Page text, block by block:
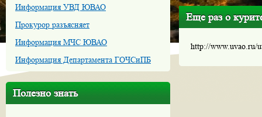
Информация УВД ЮВАО
Прокурор разъясняет
Информация МЧС ЮВАО
Информация Департамента ГОЧСиПБ
Полезно знать
Еще раз о
http://www.uvao.ru/